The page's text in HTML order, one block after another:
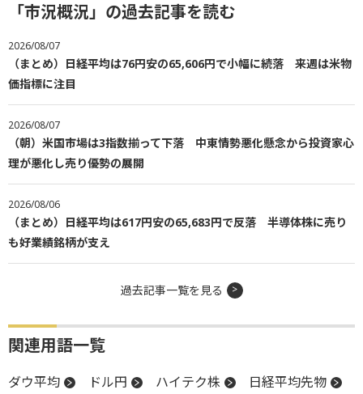
「市況概況」の過去記事を読む
2026/08/07
（まとめ）日経平均は76円安の65,606円で小幅に続落 来週は米物
価指標に注目
2026/08/07
（朝）米国市場は3指数揃って下落 中東情勢悪化懸念から投資家心
理が悪化し売り優勢の展開
2026/08/06
（まとめ）日経平均は617円安の65,683円で反落 半導体株に売り
も好業績銘柄が支え
過去記事一覧を見る
関連用語一覧
ダウ平均 ドル円 ハイテク株
日経平均先物